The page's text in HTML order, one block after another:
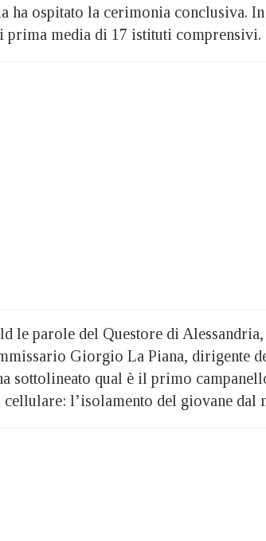
ha ospitato la cerimonia conclusiva.
prima media di 17 istituti comprensivi.
le parole del Questore di
Giorgio La Piana, dirigente
sottolineato qual è il primo
l’isolamento del giovane dal